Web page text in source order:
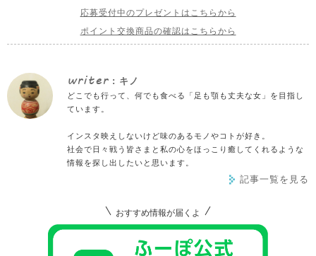
応募受付中のプレゼントはこちらから
ポイント交換商品の確認はこちらから
writer : キノ
どこでも行って、何でも食べる「足も顎も丈夫な女」を目指し
ています。
インスタ映えしないけど味のあるモノやコトが好き。
社会で日々戦う皆さまと私の心をほっこり癒してくれるような
情報を探し出したいと思います。
記事一覧を見る
おすすめ情報が届くよ